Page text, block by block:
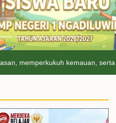
kemauan, serta memperhalus